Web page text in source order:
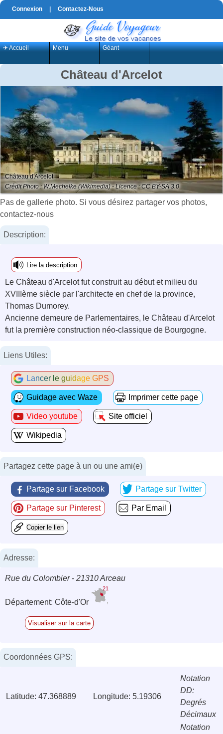
Connexion Contactez-Nous
✈ Accueil Menu Géant
Château d'Arcelot
Château d'Arcelot
Crédit Photo : W.Mechelke (Wikimedia) - Licence : CC BY-SA 3.0
Pas de gallerie photo. Si vous désirez partager vos photos,
contactez-nous
Description:
Lire la description
Le Château d'Arcelot fut construit au début et milieu du
XVIIIème siècle par l'architecte en chef de la province,
Thomas Dumorey.
Ancienne demeure de Parlementaires, le Château d'Arcelot
fut la première construction néo-classique de Bourgogne.
Liens Utiles:
Lancer le guidage GPS
Guidage avec Waze Imprimer cette page
Video youtube Site officiel
Wikipedia
Partagez cette page à un ou une ami(e)
Partage sur Facebook Partage sur Twitter
Partage sur Pinterest Par Email
Copier le lien
Adresse:
Rue du Colombier - 21310 Arceau
Département: Côte-d'Or
21
Visualiser sur la carte
Coordonnées GPS:
Latitude: 47.368889 Longitude: 5.19306
Notation
DD:
Degrés
Décimaux
Notation